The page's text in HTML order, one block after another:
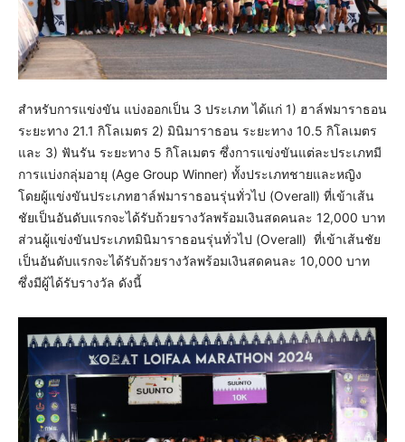
สำหรับการแข่งขัน แบ่งออกเป็น 3 ประเภท ได้แก่ 1) ฮาล์ฟมาราธอน
ระยะทาง 21.1 กิโลเมตร 2) มินิมาราธอน ระยะทาง 10.5 กิโลเมตร
และ 3) ฟันรัน ระยะทาง 5 กิโลเมตร ซึ่งการแข่งขันแต่ละประเภทมี
การแบ่งกลุ่มอายุ (Age Group Winner) ทั้งประเภทชายและหญิง
โดยผู้แข่งขันประเภทฮาล์ฟมาราธอนรุ่นทั่วไป (Overall) ที่เข้าเส้น
ชัยเป็นอันดับแรกจะได้รับถ้วยรางวัลพร้อมเงินสดคนละ 12,000 บาท
ส่วนผู้แข่งขันประเภทมินิมาราธอนรุ่นทั่วไป (Overall) ที่เข้าเส้นชัย
เป็นอันดับแรกจะได้รับถ้วยรางวัลพร้อมเงินสดคนละ 10,000 บาท
ซึ่งมีผู้ได้รับรางวัล ดังนี้